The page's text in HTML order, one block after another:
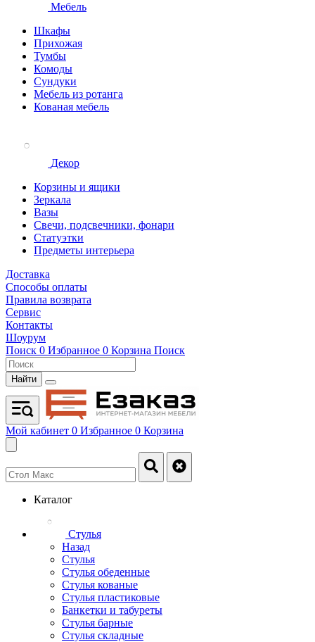
Мебель
Шкафы
Прихожая
Тумбы
Комоды
Сундуки
Мебель из ротанга
Кованая мебель
Декор
Корзины и ящики
Зеркала
Вазы
Свечи, подсвечники, фонари
Статуэтки
Предметы интерьера
Доставка
Способы оплаты
Правила возврата
Сервис
Контакты
Шоурум
Поиск 0 Избранное 0 Корзина Поиск
Найти
Мой кабинет 0 Избранное 0 Корзина
Каталог
Стулья
Назад
Стулья
Стулья обеденные
Стулья кованые
Стулья пластиковые
Банкетки и табуреты
Стулья барные
Стулья складные